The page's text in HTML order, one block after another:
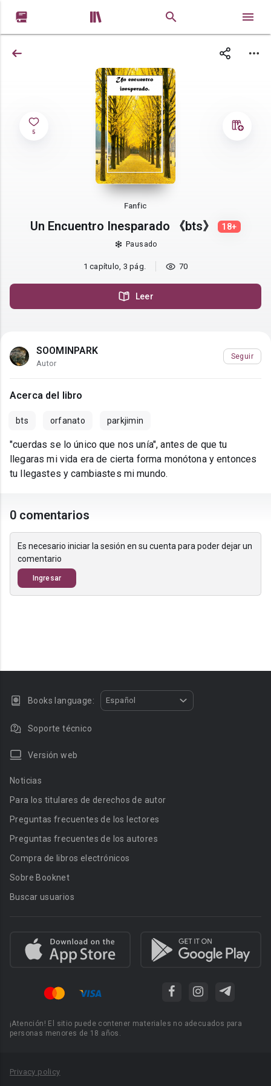
 
5
Fanfic
Un Encuentro Inesparado 《bts》 18+
Pausado
1 capítulo, 3 pág. 70
Leer
SOOMINPARK
Autor
Seguir
Acerca del libro
bts orfanato parkjimin
"cuerdas se lo único que nos unía", antes de que tu
llegaras mi vida era de cierta forma monótona y entonces
tu llegastes y cambiastes mi mundo.
0 comentarios
Es necesario iniciar la sesión en su cuenta para poder dejar un
comentario
Ingresar
Books language: Español
Soporte técnico
Versión web
Noticias
Para los titulares de derechos de autor
Preguntas frecuentes de los lectores
Preguntas frecuentes de los autores
Compra de libros electrónicos
Sobre Booknet
Buscar usuarios
¡Atención! El sitio puede contener materiales no adecuados para
personas menores de 18 años.
Privacy policy